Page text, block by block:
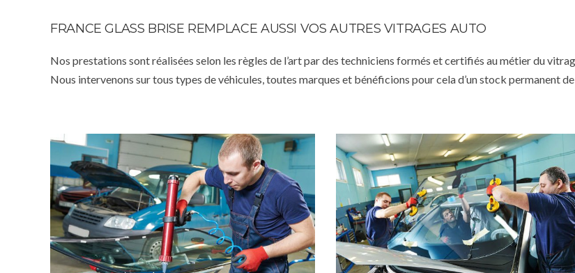
FRANCE GLASS BRISE REMPLACE AUSSI VOS AUTRES VITRAGES AUTO
Nos prestations sont réalisées selon les règles de l’art par des techniciens formés et certifiés au métier du
Nous intervenons sur tous types de véhicules, toutes marques et bénéficions pour cela d’un stock permanent